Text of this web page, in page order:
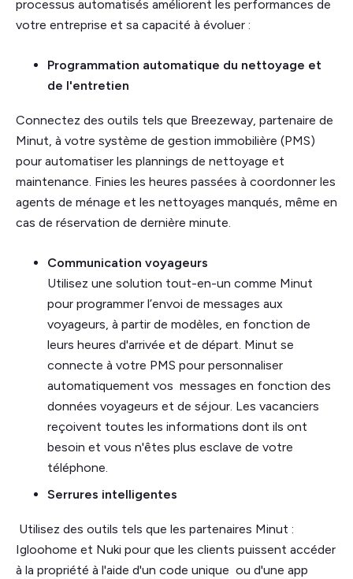
processus automatisés améliorent les performances de
votre entreprise et sa capacité à évoluer :
Programmation automatique du nettoyage et
de l'entretien
Connectez des outils tels que Breezeway, partenaire de
Minut, à votre système de gestion immobilière (PMS)
pour automatiser les plannings de nettoyage et
maintenance. Finies les heures passées à coordonner les
agents de ménage et les nettoyages manqués, même en
cas de réservation de dernière minute.
Communication voyageurs
Utilisez une solution tout-en-un comme Minut
pour programmer l’envoi de messages aux
voyageurs, à partir de modèles, en fonction de
leurs heures d'arrivée et de départ. Minut se
connecte à votre PMS pour personnaliser
automatiquement vos messages en fonction des
données voyageurs et de séjour. Les vacanciers
reçoivent toutes les informations dont ils ont
besoin et vous n'êtes plus esclave de votre
téléphone.
Serrures intelligentes
Utilisez des outils tels que les partenaires Minut :
Igloohome et Nuki pour que les clients puissent accéder
à la propriété à l'aide d'un code unique ou d'une app